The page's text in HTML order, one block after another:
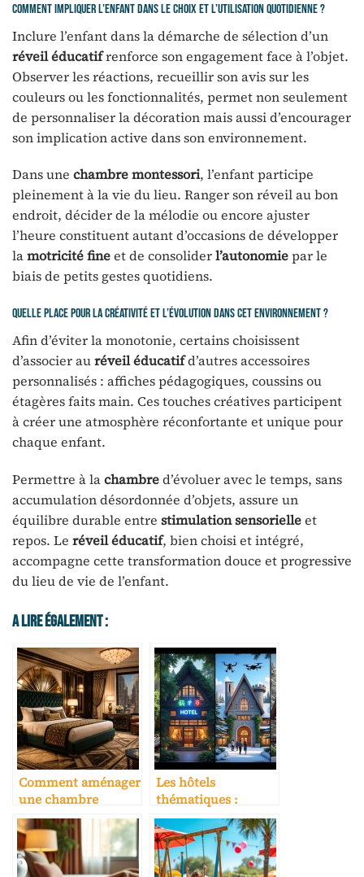
Comment impliquer l’enfant dans le choix et l’utilisation quotidienne ?
Inclure l’enfant dans la démarche de sélection d’un
réveil éducatifrenforce son engagement face à l’objet.
Observer les réactions, recueillir son avis sur les
couleurs ou les fonctionnalités, permet non seulement
de personnaliser la décoration mais aussi d’encourager
son implication active dans son environnement.
Dans une chambre montessori, l’enfant participe
pleinement à la vie du lieu. Ranger son réveil au bon
endroit, décider de la mélodie ou encore ajuster
l’heure constituent autant d’occasions de développer
lamotricité fineet de consoliderl’autonomiepar le
biais de petits gestes quotidiens.
Quelle place pour la créativité et l’évolution dans cet environnement ?
Afin d’éviter la monotonie, certains choisissent
d’associer auréveil éducatifd’autres accessoires
personnalisés : affiches pédagogiques, coussins ou
étagères faits main. Ces touches créatives participent
à créer une atmosphère réconfortante et unique pour
chaque enfant.
Permettre à lachambred’évoluer avec le temps, sans
accumulation désordonnée d’objets, assure un
équilibre durable entre stimulation sensorielleet
repos. Le réveil éducatif, bien choisi et intégré,
accompagne cette transformation douce et progressive
du lieu de vie de l’enfant.
A Lire Également :
Comment aménager
une chambre
d’hôtel avec le style
Art Déco des années
1920
Les hôtels
thématiques :
quand
l’hébergement
devient une
expérience